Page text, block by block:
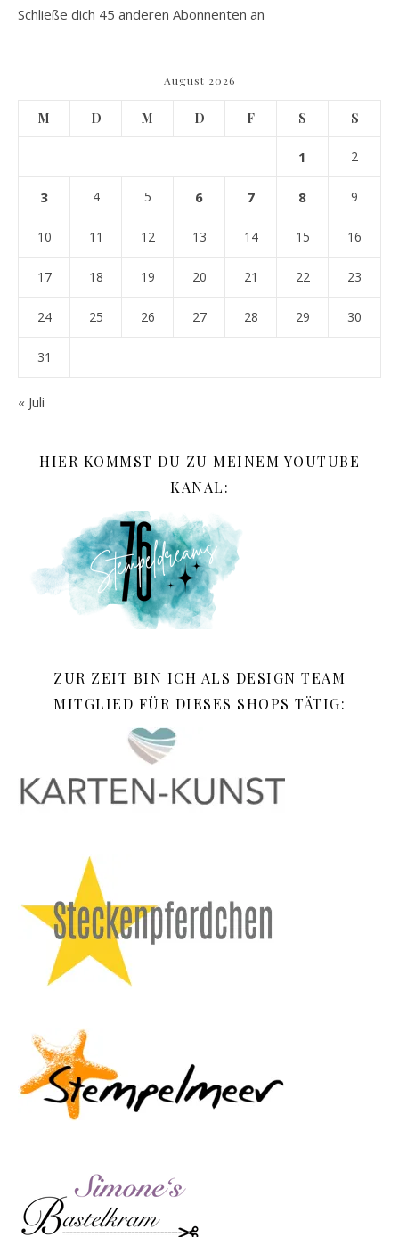
Schließe dich 45 anderen Abonnenten an
August 2026
M D M D F S S
1 2
3 4 5 6 7 8 9
10 11 12 13 14 15 16
17 18 19 20 21 22 23
24 25 26 27 28 29 30
31
« Juli
HIER KOMMST DU ZU MEINEM YOUTUBE
KANAL:
ZUR ZEIT BIN ICH ALS DESIGN TEAM
MITGLIED FÜR DIESES SHOPS TÄTIG: